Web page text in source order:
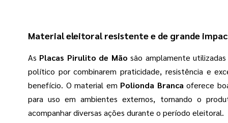
Material eleitoral resistente e de grande
As Placas Pirulito de Mão são amplamente
político por combinarem praticidade, resistência e
benefício. O material em Polionda Branca oferece
para uso em ambientes externos, tornando o
acompanhar diversas ações durante o período eleitoral.